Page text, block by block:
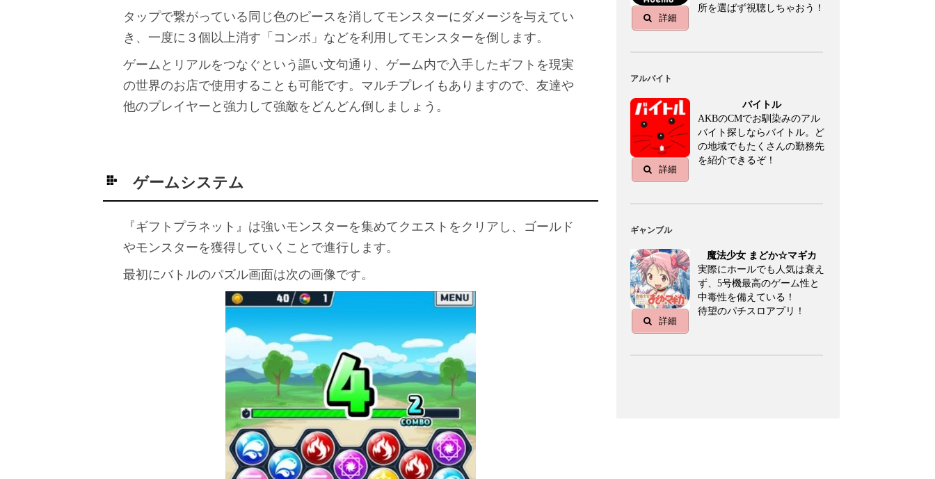
タップで繋がっている同じ色のピースを消してモンスターにダメージを与えてい
き、一度に３個以上消す「コンボ」などを利用してモンスターを倒します。
ゲームとリアルをつなぐという謳い文句通り、ゲーム内で入手したギフトを現実
の世界のお店で使用することも可能です。マルチプレイもありますので、友達や
他のプレイヤーと強力して強敵をどんどん倒しましょう。
ゲームシステム
『ギフトプラネット』は強いモンスターを集めてクエストをクリアし、ゴールド
やモンスターを獲得していくことで進行します。
最初にバトルのパズル画面は次の画像です。
詳細
所を選ばず視聴しちゃおう！
アルバイト
詳細
バイトル
AKBのCMでお馴染みのアル
バイト探しならバイトル。ど
の地域でもたくさんの勤務先
を紹介できるぞ！
ギャンブル
詳細
魔法少女 まどか☆マギカ
実際にホールでも人気は衰え
ず、5号機最高のゲーム性と
中毒性を備えている！
待望のパチスロアプリ！